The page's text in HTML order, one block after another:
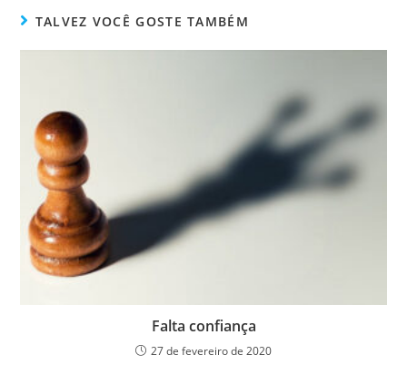
TALVEZ VOCÊ GOSTE TAMBÉM
Falta confiança
27 de fevereiro de 2020